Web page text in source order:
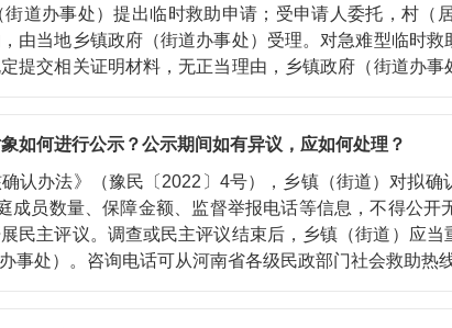
道办事处）提出临时救助申请；受申请人委托，村（
当地乡镇政府（街道办事处）受理。对急难型临时救
提交相关证明材料，无正当理由，乡镇政府（街道办
个人提出救助申请。 乡镇政府（街道办事处）或县级
合临时救助条件的，要协助其申请救助并受理。 具
部门社会救助热线（https://mzt.henan.gov.cn）
如何进行公示？公示期间如有异议，应如何处理？
办法》（豫民〔2022〕4号），乡镇（街道）对拟确
成员数量、保障金额、监督举报电话等信息，不得公
展民主评议。调查或民主评议结束后，乡镇（街
办事处）。咨询电话可从河南省各级民政部门社会